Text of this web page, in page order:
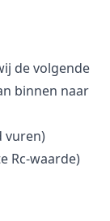
de volgende
binnen naar
vuren)
Rc-waarde)